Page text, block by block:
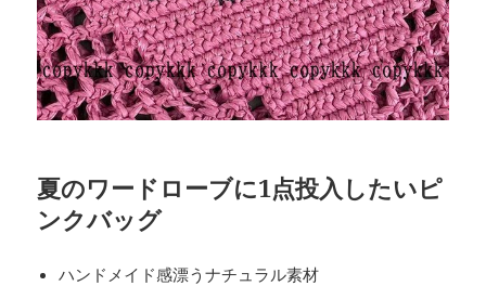
夏のワードローブに1点投入したいピ
ンクバッグ
ハンドメイド感漂うナチュラル素材